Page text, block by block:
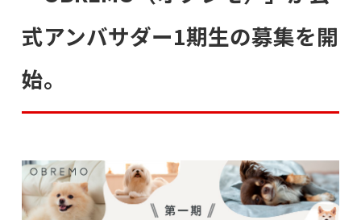
式アンバサダー1期生の募集を開
始。